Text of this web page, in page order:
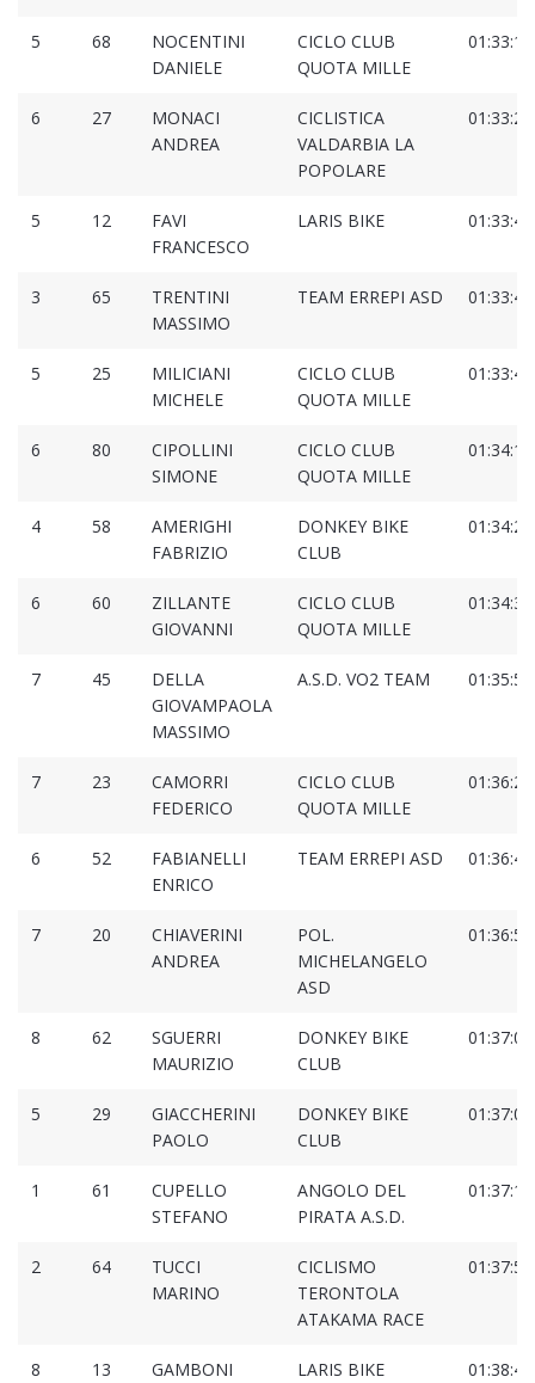
5 68
NOCENTINI
DANIELE
CICLO CLUB
QUOTA MILLE
6 27
MONACI
ANDREA
CICLISTICA
VALDARBIA LA
POPOLARE
5 12
FAVI
FRANCESCO
LARIS BIKE
3 65
TRENTINI
MASSIMO
TEAM ERREPI ASD
5 25
MILICIANI
MICHELE
CICLO CLUB
QUOTA MILLE
6 80
CIPOLLINI
SIMONE
CICLO CLUB
QUOTA MILLE
4 58
AMERIGHI
FABRIZIO
DONKEY BIKE
CLUB
6 60
ZILLANTE
GIOVANNI
CICLO CLUB
QUOTA MILLE
7 45
DELLA
GIOVAMPAOLA
MASSIMO
A.S.D. VO2 TEAM
7 23
CAMORRI
FEDERICO
CICLO CLUB
QUOTA MILLE
6 52
FABIANELLI
ENRICO
TEAM ERREPI ASD
7 20
CHIAVERINI
ANDREA
POL.
MICHELANGELO
ASD
8 62
SGUERRI
MAURIZIO
DONKEY BIKE
CLUB
5 29
GIACCHERINI
PAOLO
DONKEY BIKE
CLUB
1 61
CUPELLO
STEFANO
ANGOLO DEL
PIRATA A.S.D.
2 64
TUCCI
MARINO
CICLISMO
TERONTOLA
ATAKAMA RACE
8 13
GAMBONI
LARIS BIKE